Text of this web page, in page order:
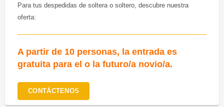
Para tus despedidas de soltera o soltero, descubre nuestra
oferta:
A partir de 10 personas, la entrada es
gratuita para el o la futuro/a novio/a.
CONTÁCTENOS